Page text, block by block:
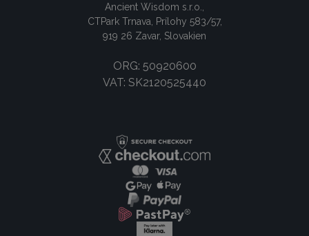
Ancient Wisdom s.r.o.,
CTPark Trnava, Prílohy 583/57,
919 26 Zavar, Slovakien
ORG: 50920600
VAT: SK2120525440